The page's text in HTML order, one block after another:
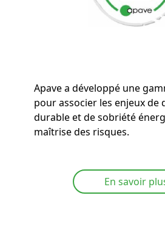
Apave a développé une
pour associer les enjeux de
durable et de sobriété
maîtrise des risques.
En savoir